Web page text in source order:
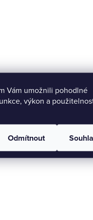
Vám umožnili pohodlné
výkon a
Odmítnout